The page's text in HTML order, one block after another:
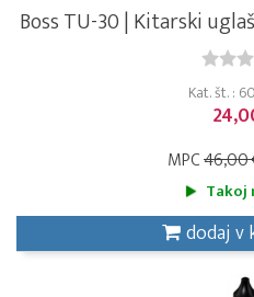
Boss TU-30 | Kitarski
Kat. št. :
MPC46,00
Takoj
dodaj v